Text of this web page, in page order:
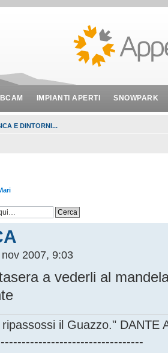
IMPIANTI APERTI SNOWPARK
E DINTORNI...
2007, 9:03
a vederli al
il Guazzo." DANTE